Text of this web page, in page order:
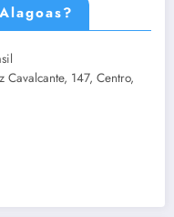
Cavalcante, 147, Centro,